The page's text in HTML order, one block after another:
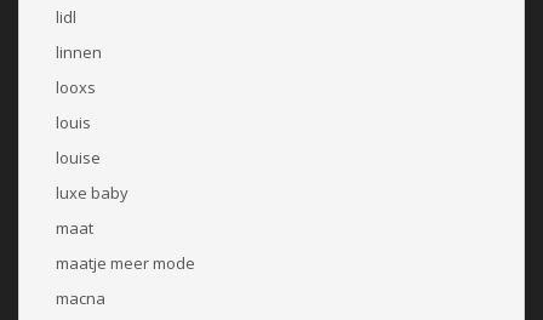
lidl
linnen
looxs
louis
louise
luxe baby
maat
maatje meer mode
macna